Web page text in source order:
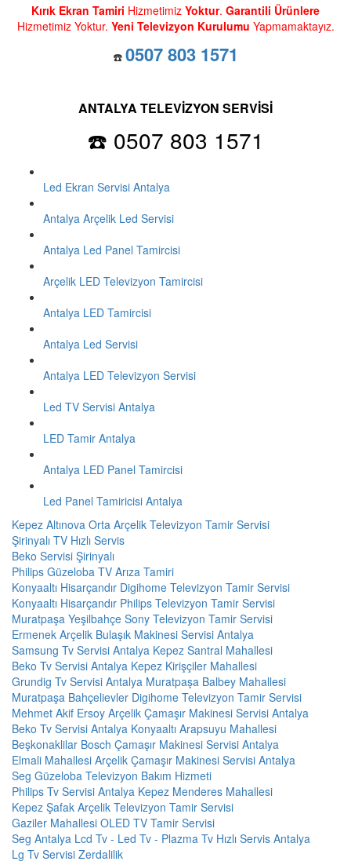
Kırık Ekran Tamiri Hizmetimiz Yoktur. Garantili Ürünlere
Hizmetimiz Yoktur. Yeni Televizyon Kurulumu Yapmamaktayız.
☎️ 0507 803 1571
ANTALYA TELEVİZYON SERVİSİ
☎️ 0507 803 1571
Led Ekran Servisi Antalya
Antalya Arçelik Led Servisi
Antalya Led Panel Tamircisi
Arçelik LED Televizyon Tamircisi
Antalya LED Tamircisi
Antalya Led Servisi
Antalya LED Televizyon Servisi
Led TV Servisi Antalya
LED Tamir Antalya
Antalya LED Panel Tamircisi
Led Panel Tamiricisi Antalya
Kepez Altınova Orta Arçelik Televizyon Tamir Servisi
Şirinyalı TV Hızlı Servis
Beko Servisi Şirinyalı
Philips Güzeloba TV Arıza Tamiri
Konyaaltı Hisarçandır Digihome Televizyon Tamir Servisi
Konyaaltı Hisarçandır Philips Televizyon Tamir Servisi
Muratpaşa Yeşilbahçe Sony Televizyon Tamir Servisi
Ermenek Arçelik Bulaşık Makinesi Servisi Antalya
Samsung Tv Servisi Antalya Kepez Santral Mahallesi
Beko Tv Servisi Antalya Kepez Kirişçiler Mahallesi
Grundig Tv Servisi Antalya Muratpaşa Balbey Mahallesi
Muratpaşa Bahçelievler Digihome Televizyon Tamir Servisi
Mehmet Akif Ersoy Arçelik Çamaşır Makinesi Servisi Antalya
Beko Tv Servisi Antalya Konyaaltı Arapsuyu Mahallesi
Beşkonaklilar Bosch Çamaşır Makinesi Servisi Antalya
Elmali Mahallesi Arçelik Çamaşır Makinesi Servisi Antalya
Seg Güzeloba Televizyon Bakım Hizmeti
Philips Tv Servisi Antalya Kepez Menderes Mahallesi
Kepez Şafak Arçelik Televizyon Tamir Servisi
Gaziler Mahallesi OLED TV Tamir Servisi
Seg Antalya Lcd Tv - Led Tv - Plazma Tv Hızlı Servis Antalya
Lg Tv Servisi Zerdalilik